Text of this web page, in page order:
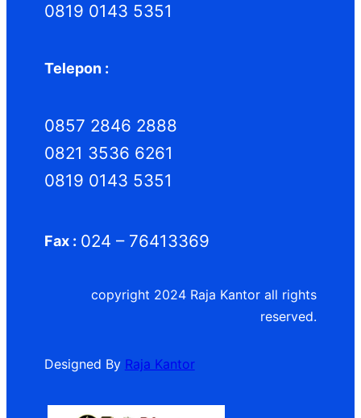
0819 0143 5351
Telepon :
0857 2846 2888
0821 3536 6261
0819 0143 5351
Fax : 024 – 76413369
copyright 2024 Raja Kantor all rights
reserved.
Designed By Raja Kantor